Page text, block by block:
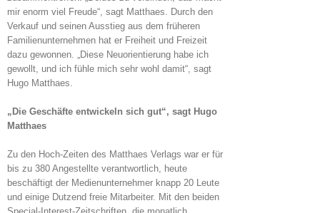
mir enorm viel Freude“, sagt Matthaes. Durch den
Verkauf und seinen Ausstieg aus dem früheren
Familienunternehmen hat er Freiheit und Freizeit
dazu gewonnen. „Diese Neuorientierung habe ich
gewollt, und ich fühle mich sehr wohl damit“, sagt
Hugo Matthaes.
„Die Geschäfte entwickeln sich gut“, sagt Hugo
Matthaes
Zu den Hoch-Zeiten des Matthaes Verlags war er für
bis zu 380 Angestellte verantwortlich, heute
beschäftigt der Medienunternehmer knapp 20 Leute
und einige Dutzend freie Mitarbeiter. Mit den beiden